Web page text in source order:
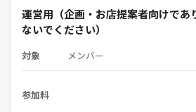
・メインは35〜45歳、そこから拡げて 30代
・20代前半・50代以上の方の「新規参加」
受け付けていません。
・20代後半の方は、メインが30代以上であ
込みください。
運営用（企画・お店提案者向けであ
ないでください）
対象 メンバー
参加料